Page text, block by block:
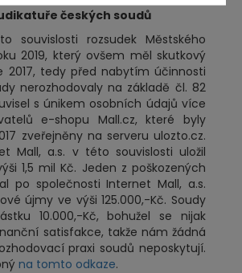
českých soudů
souvislosti rozsudek Městského
2019, který ovšem měl skutkový
2017, tedy před nabytím účinnosti
nerozhodovaly na základě čl. 82
s únikem osobních údajů více
e-shopu Mall.cz, které byly
zveřejněny na serveru ulozto.cz.
Mall, a.s. v této souvislosti uložil
1,5 mil Kč. Jeden z poškozených
po společnosti Internet Mall, a.s.
újmy ve výši 125.000,-Kč. Soudy
10.000,-Kč, bohužel se nijak
satisfakce, takže nám žádná
praxi soudů neposkytují.
na tomto odkaze.